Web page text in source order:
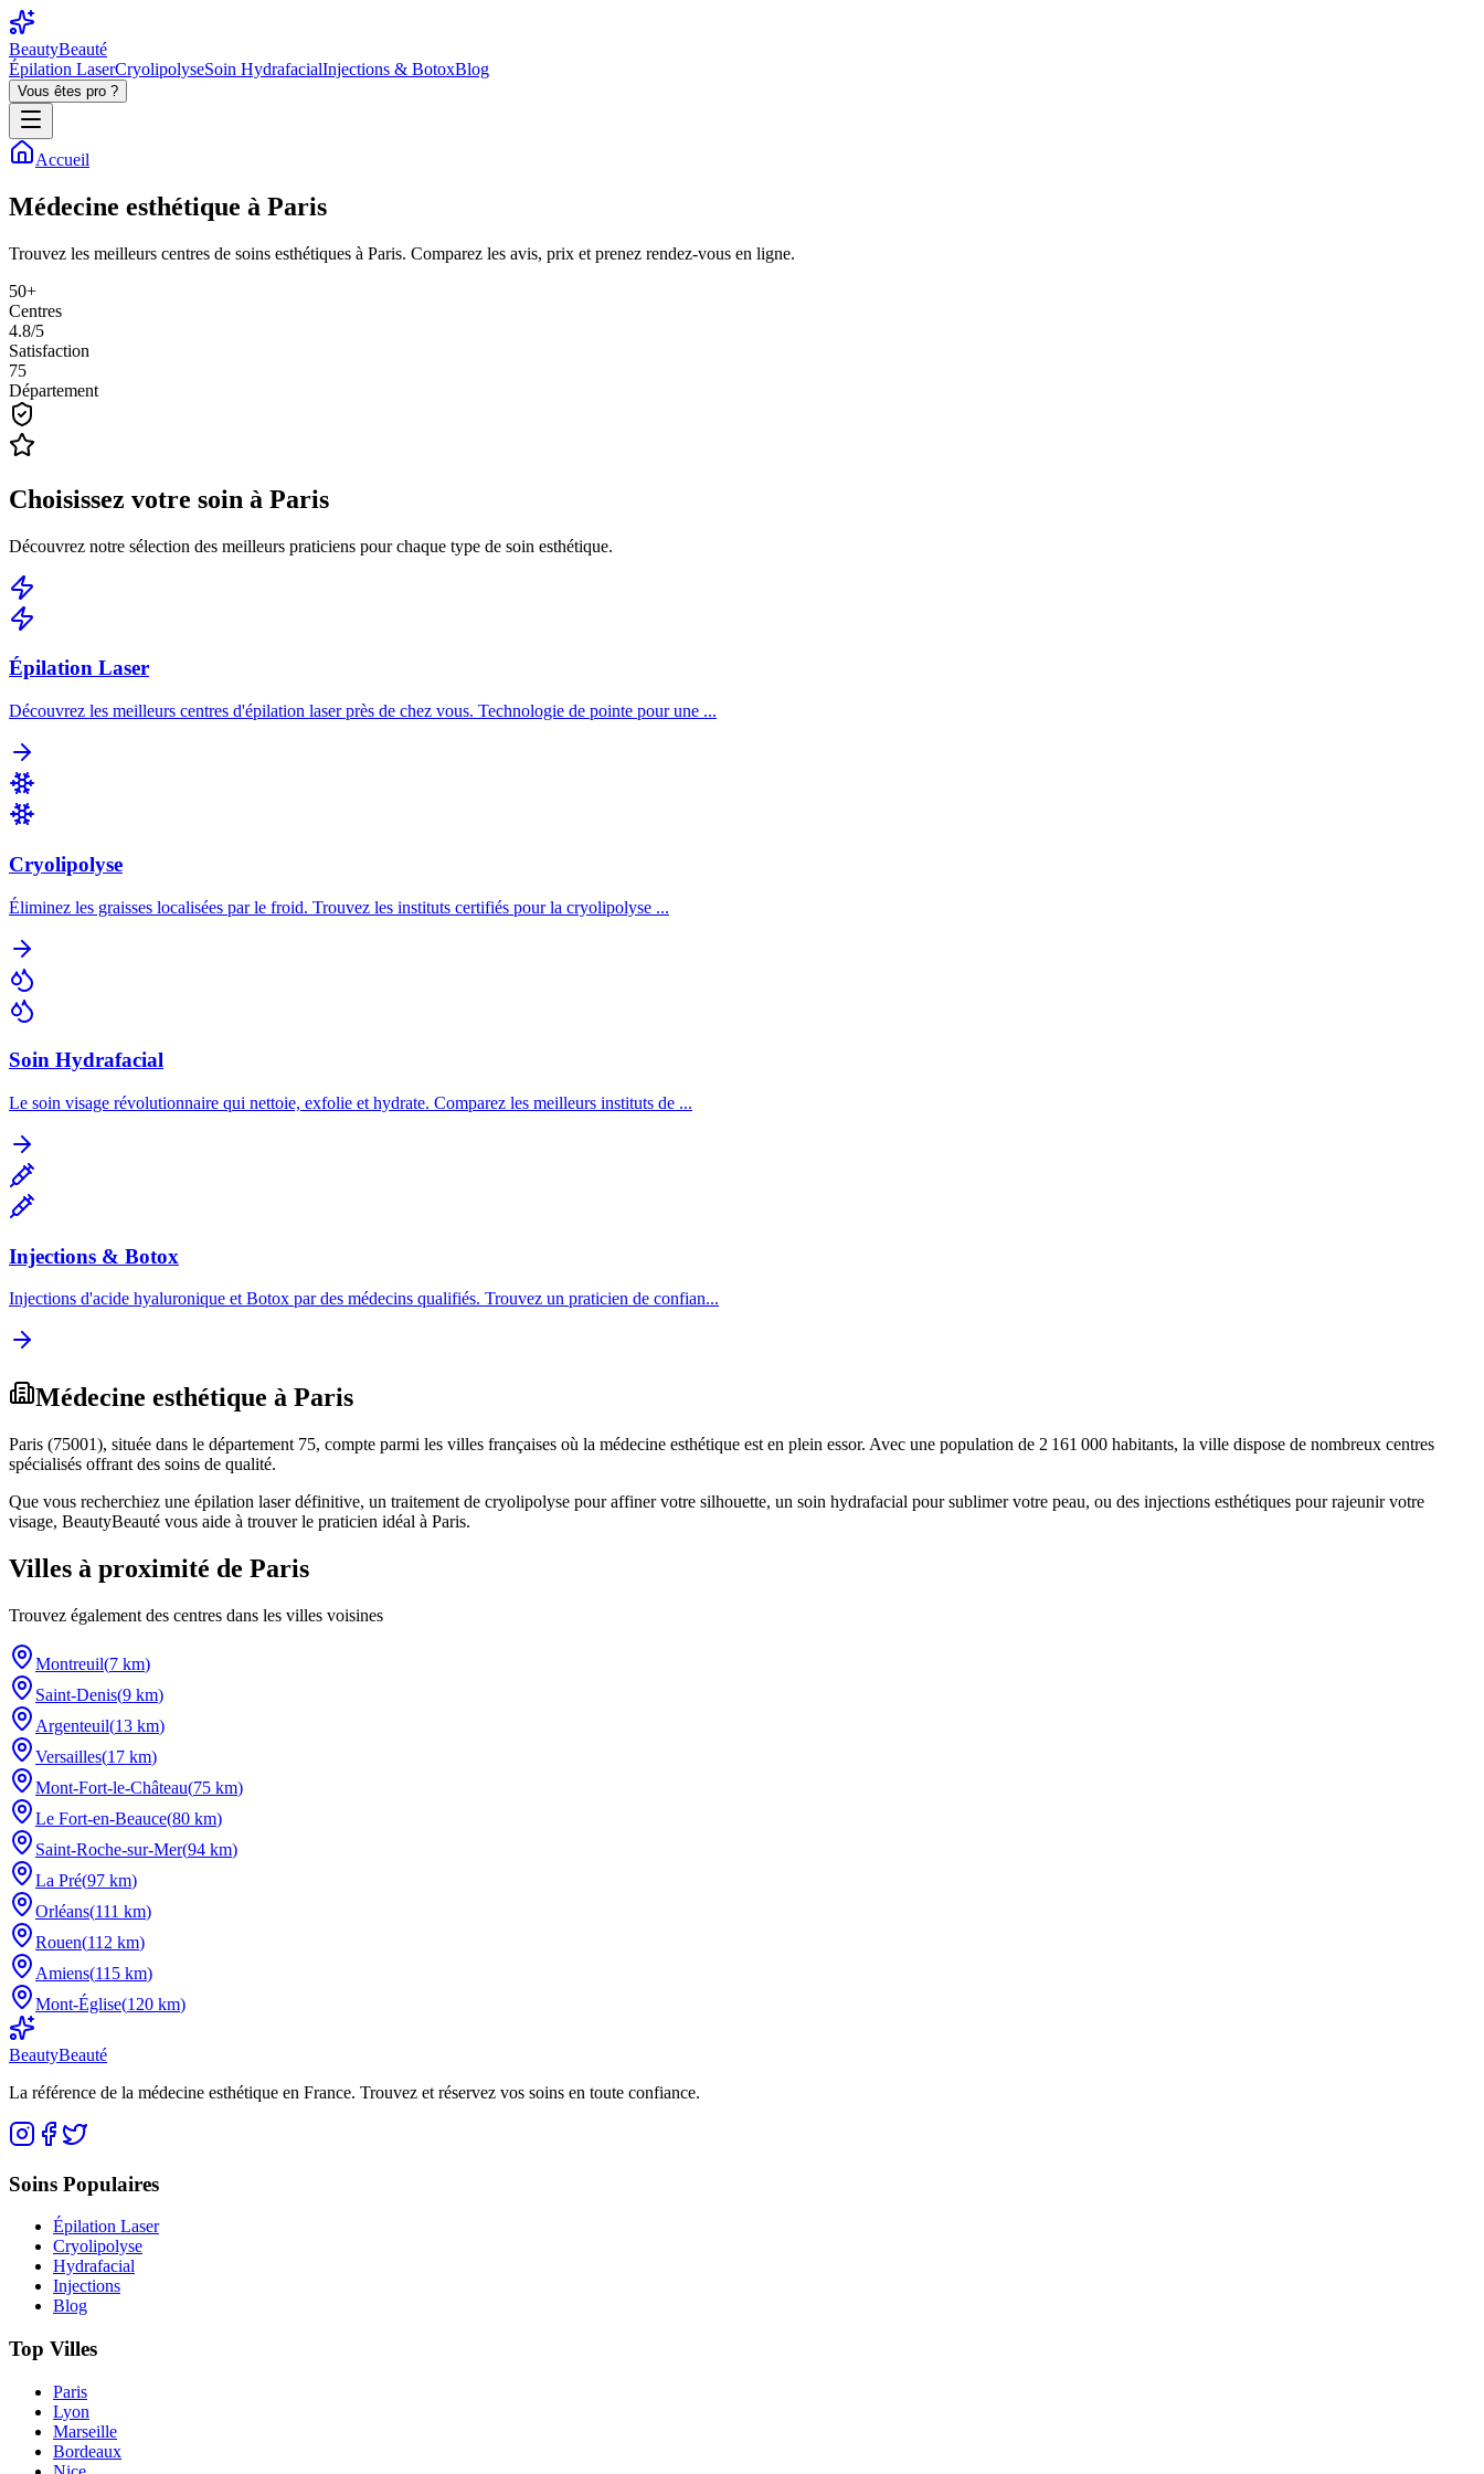
BeautyBeauté
Épilation LaserCryolipolyseSoin HydrafacialInjections & BotoxBlog
Vous êtes pro ?
Accueil
Médecine esthétique à Paris
Trouvez les meilleurs centres de soins esthétiques à Paris. Comparez les avis, prix et prenez rendez-vous en ligne.
50+
Centres
4.8/5
Satisfaction
75
Département
Choisissez votre soin à Paris
Découvrez notre sélection des meilleurs praticiens pour chaque type de soin esthétique.
Épilation Laser
Découvrez les meilleurs centres d'épilation laser près de chez vous. Technologie de pointe pour une ...
Cryolipolyse
Éliminez les graisses localisées par le froid. Trouvez les instituts certifiés pour la cryolipolyse ...
Soin Hydrafacial
Le soin visage révolutionnaire qui nettoie, exfolie et hydrate. Comparez les meilleurs instituts de ...
Injections & Botox
Injections d'acide hyaluronique et Botox par des médecins qualifiés. Trouvez un praticien de confian...
Médecine esthétique à Paris
Paris (75001), située dans le département 75, compte parmi les villes françaises où la médecine esthétique est en plein essor. Avec une population de 2 161 000 habitants, la ville dispose de nombreux centres
spécialisés offrant des soins de qualité.
Que vous recherchiez une épilation laser définitive, un traitement de cryolipolyse pour affiner votre silhouette, un soin hydrafacial pour sublimer votre peau, ou des injections esthétiques pour rajeunir votre
visage, BeautyBeauté vous aide à trouver le praticien idéal à Paris.
Villes à proximité de Paris
Trouvez également des centres dans les villes voisines
Montreuil(7 km)
Saint-Denis(9 km)
Argenteuil(13 km)
Versailles(17 km)
Mont-Fort-le-Château(75 km)
Le Fort-en-Beauce(80 km)
Saint-Roche-sur-Mer(94 km)
La Pré(97 km)
Orléans(111 km)
Rouen(112 km)
Amiens(115 km)
Mont-Église(120 km)
BeautyBeauté
La référence de la médecine esthétique en France. Trouvez et réservez vos soins en toute confiance.
Soins Populaires
Épilation Laser
Cryolipolyse
Hydrafacial
Injections
Blog
Top Villes
Paris
Lyon
Marseille
Bordeaux